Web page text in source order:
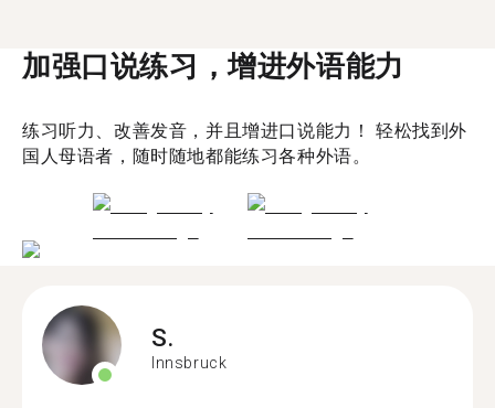
加强口说练习，增进外语能力
练习听力、改善发音，并且增进口说能力！ 轻松找到外
国人母语者，随时随地都能练习各种外语。
S.
Innsbruck